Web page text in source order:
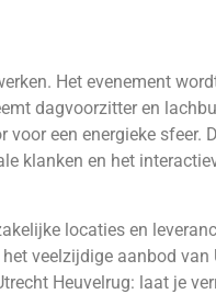
Het evenement
dagvoorzitter en
een energieke sfeer.
klanken en het
locaties en
veelzijdige aanbod van
Heuvelrug: laat je